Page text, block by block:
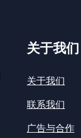
关于我们
关于我们
联系我们
广告与合作